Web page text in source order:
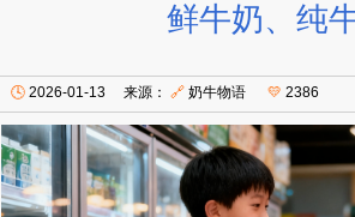
鲜牛奶、纯
🕓 2026-01-13 来源： 🔗 奶牛物语 💛 2386